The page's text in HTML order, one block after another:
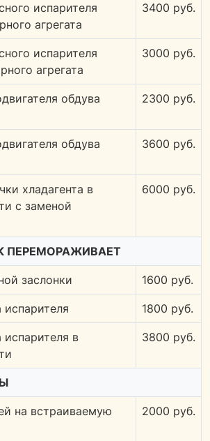
испарителя
агрегата
3400 руб.
испарителя
агрегата
3000 руб.
обдува
2300 руб.
обдува
3600 руб.
хладагента в
с заменой
6000 руб.
ПЕРЕМОРАЖИВАЕТ
заслонки 1600 руб.
испарителя 1800 руб.
испарителя в
3800 руб.
на встраиваемую
2000 руб.